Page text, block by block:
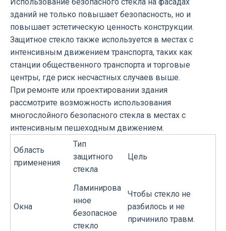
зданий не только повышает безопасность, но и
повышает эстетическую ценность конструкции.
Защитное стекло также используется в местах с
интенсивным движением транспорта, таких как
станции общественного транспорта и торговые
центры, где риск несчастных случаев выше.
При ремонте или проектировании здания
рассмотрите возможность использования
многослойного безопасного стекла в местах с
интенсивным пешеходным движением.
Область
применения
Тип
защитного
стекла
Цель
Окна
Ламинирова
нное
безопасное
стекло
Чтобы стекло не
разбилось и не
причинило травм.